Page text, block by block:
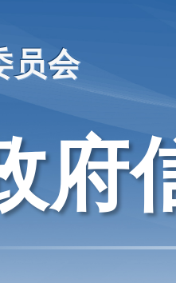
员会
府